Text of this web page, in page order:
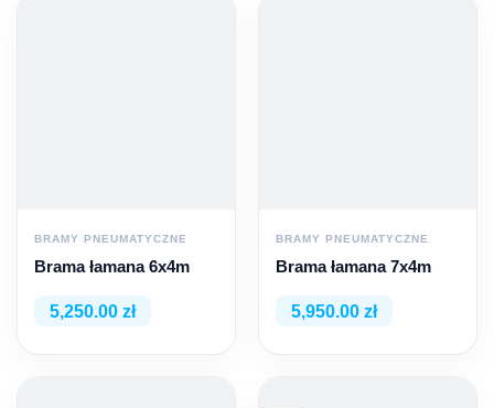
BRAMY PNEUMATYCZNE
Brama łamana 6x4m
5,250.00 zł
BRAMY PNEUMATYCZNE
Brama łamana 7x4m
5,950.00 zł